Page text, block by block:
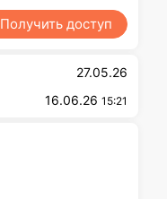
Получить доступ
27.05.26
16.06.26 15:21